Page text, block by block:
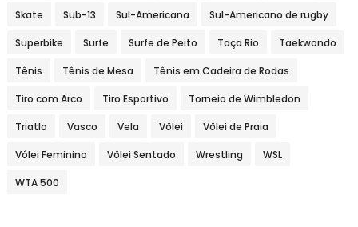
Skate Sub-13 Sul-Americana Sul-Americano de rugby
Superbike Surfe Surfe de Peito Taça Rio Taekwondo
Tênis Tênis de Mesa Tênis em Cadeira de Rodas
Tiro com Arco Tiro Esportivo Torneio de Wimbledon
Triatlo Vasco Vela Vôlei Vôlei de Praia
Vôlei Feminino Vôlei Sentado Wrestling WSL
WTA 500